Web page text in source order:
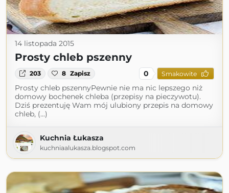
14 listopada 2015
Prosty chleb pszenny
203 8 Zapisz 0 Smakowite
Prosty chleb pszennyPewnie nie ma nic lepszego niż
domowy bochenek chleba (przepisy na pieczywotu).
Dziś prezentuję Wam mój ulubiony przepis na domowy
chleb, (...)
Kuchnia Łukasza
kuchniaalukasza.blogspot.com